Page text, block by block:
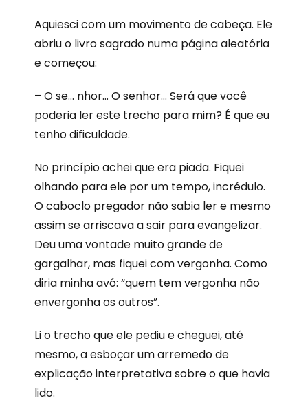
Aquiesci com um movimento de cabeça. Ele
abriu o livro sagrado numa página aleatória
e começou:
– O se… nhor… O senhor… Será que você
poderia ler este trecho para mim? É que eu
tenho dificuldade.
No princípio achei que era piada. Fiquei
olhando para ele por um tempo, incrédulo.
O caboclo pregador não sabia ler e mesmo
assim se arriscava a sair para evangelizar.
Deu uma vontade muito grande de
gargalhar, mas fiquei com vergonha. Como
diria minha avó: “quem tem vergonha não
envergonha os outros”.
Li o trecho que ele pediu e cheguei, até
mesmo, a esboçar um arremedo de
explicação interpretativa sobre o que havia
lido.